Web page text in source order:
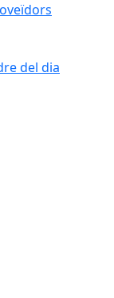
del dia